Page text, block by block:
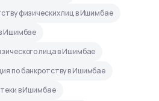
физических лиц в Ишимбае
Ишимбае
лица в Ишимбае
по банкротству в Ишимбае
в Ишимбае